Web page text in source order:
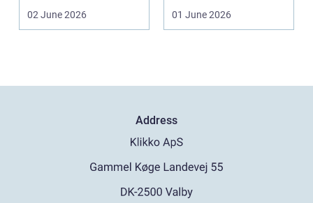
02 June 2026 01 June 2026
Address